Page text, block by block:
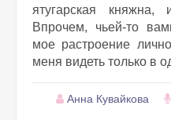
ятугарская княжна,
Впрочем, чьей-то
мое растроение
меня видеть только в
Анна Кувайкова